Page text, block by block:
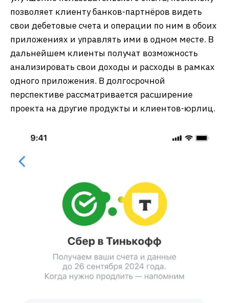
позволяет клиенту банков-партнёров видеть
свои дебетовые счета и операции по ним в обоих
приложениях и управлять ими в одном месте. В
дальнейшем клиенты получат возможность
анализировать свои доходы и расходы в рамках
одного приложения. В долгосрочной
перспективе рассматривается расширение
проекта на другие продукты и клиентов-юрлиц.